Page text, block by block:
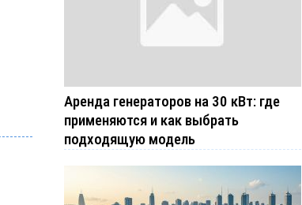
Аренда генераторов на 30 кВт: где
применяются и как выбрать
подходящую модель